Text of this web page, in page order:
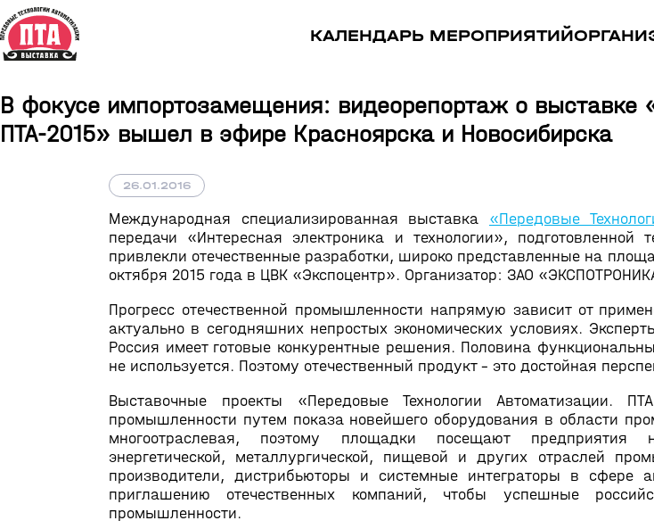
КАЛЕНДАРЬ МЕРОПРИЯТИЙ
В фокусе импортозамещения: видеорепортаж о выставке
ПТА-2015» вышел в эфире Красноярска и Новосибирска
26.01.2016
Международная специализированная выставка «Передовые
передачи «Интересная электроника и технологии»,
привлекли отечественные разработки, широко представленные на
октября 2015 года в ЦВК «Экспоцентр». Организатор: ЗАО
Прогресс отечественной промышленности напрямую зависит от
актуально в сегодняшних непростых экономических условиях.
Россия имеет готовые конкурентные решения. Половина
не используется. Поэтому отечественный продукт – это достойная
Выставочные проекты «Передовые Технологии Автоматизации.
промышленности путем показа новейшего оборудования в области
многоотраслевая, поэтому площадки посещают предприятия
энергетической, металлургической, пищевой и других отраслей
производители, дистрибьюторы и системные интеграторы в сфере
приглашению отечественных компаний, чтобы успешные
промышленности.